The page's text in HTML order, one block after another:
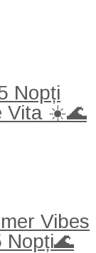
Nopți
Vita ☀️🌊
Vibes
Nopți🌊